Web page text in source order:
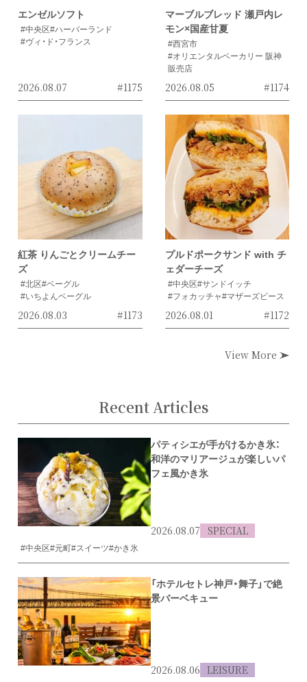
エンゼルソフト
#中央区#ハーバーランド
#ヴィ・ド・フランス
2026.08.07 #1175
マーブルブレッド 瀬戸内レ
モン×国産甘夏
#西宮市
#オリエンタルベーカリー 阪神
販売店
2026.08.05 #1174
紅茶 りんごとクリームチー
ズ
#北区#ベーグル
#いちよんベーグル
2026.08.03 #1173
プルドポークサンド with チ
ェダーチーズ
#中央区#サンドイッチ
#フォカッチャ#マザーズピース
2026.08.01 #1172
View More
Recent Articles
パティシエが手がけるかき氷：
和洋のマリアージュが楽しいパ
フェ風かき氷
2026.08.07 SPECIAL
#中央区#元町#スイーツ#かき氷
「ホテルセトレ神戸・舞子」で絶
景バーベキュー
2026.08.06 LEISURE